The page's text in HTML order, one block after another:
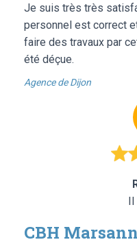
Je suis très très
personnel est correct
faire des travaux par
été déçue.
Agence de Dijon
Il
CBH